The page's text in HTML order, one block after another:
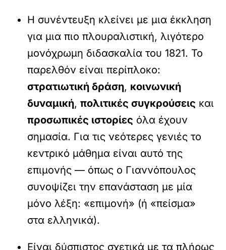
Η συνέντευξη κλείνει με μια έκκληση
για μια πιο πλουραλιστική, λιγότερο
μονόχρωμη διδασκαλία του 1821. Το
παρελθόν είναι περίπλοκο:
στρατιωτική δράση, κοινωνική
δυναμική,πολιτικές συγκρούσεις και
προσωπικές ιστορίες όλα έχουν
σημασία. Για τις νεότερες γενιές το
κεντρικό μάθημα είναι αυτό της
επιμονής — όπως ο Γιαννόπουλος
συνοψίζει την επανάσταση με μία
μόνο λέξη: «επιμονή» (ή «πείσμα»
στα ελληνικά).
Είναι δύσπιστος σχετικά με τα πλήρως